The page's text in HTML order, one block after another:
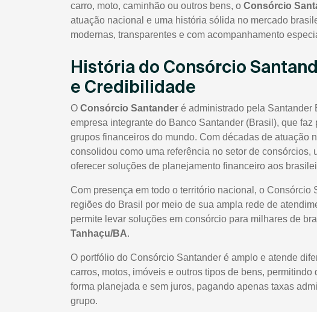
carro, moto, caminhão ou outros bens, o Consórcio
atuação nacional e uma história sólida no mercado
modernas, transparentes e com acompanhamento
História do Consórcio
e Credibilidade
O Consórcio Santander é administrado pela Santander
empresa integrante do Banco Santander (Brasil), que
grupos financeiros do mundo. Com décadas de atuação
consolidou como uma referência no setor de
oferecer soluções de planejamento financeiro aos
Com presença em todo o território nacional, o
regiões do Brasil por meio de sua ampla rede de
permite levar soluções em consórcio para milhares de
Tanhaçu/BA.
O portfólio do Consórcio Santander é amplo e atende
carros, motos, imóveis e outros tipos de bens,
forma planejada e sem juros, pagando apenas taxas
grupo.